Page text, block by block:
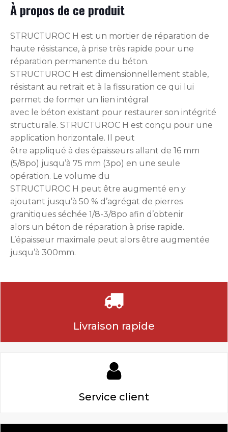
À propos de ce produit
STRUCTUROC H est un mortier de réparation de
haute résistance, à prise très rapide pour une
réparation permanente du béton.
STRUCTUROC H est dimensionnellement stable,
résistant au retrait et à la fissuration ce qui lui
permet de former un lien intégral
avec le béton existant pour restaurer son intégrité
structurale. STRUCTUROC H est conçu pour une
application horizontale. Il peut
être appliqué à des épaisseurs allant de 16 mm
(5/8po) jusqu’à 75 mm (3po) en une seule
opération. Le volume du
STRUCTUROC H peut être augmenté en y
ajoutant jusqu’à 50 % d’agrégat de pierres
granitiques séchée 1/8-3/8po afin d’obtenir
alors un béton de réparation à prise rapide.
L’épaisseur maximale peut alors être augmentée
jusqu’à 300mm.
Livraison rapide
Service client